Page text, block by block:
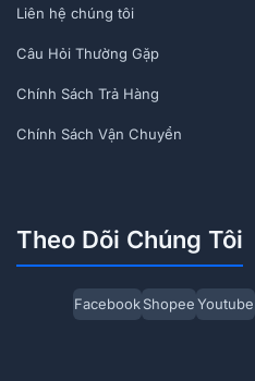
Liên hệ chúng tôi
Câu Hỏi Thường Gặp
Chính Sách Trả Hàng
Chính Sách Vận Chuyển
Theo Dõi Chúng Tôi
Facebook ShopeeYoutube